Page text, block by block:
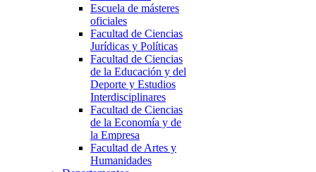
Escuela de másteres
oficiales
Facultad de Ciencias
Jurídicas y Políticas
Facultad de Ciencias
de la Educación y del
Deporte y Estudios
Interdisciplinares
Facultad de Ciencias
de la Economía y de
la Empresa
Facultad de Artes y
Humanidades